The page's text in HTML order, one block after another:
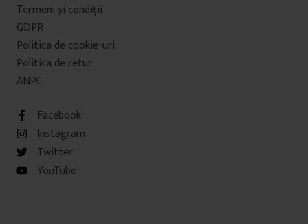
Termeni şi condiţii
GDPR
Politica de cookie-uri
Politica de retur
ANPC
Facebook
Instagram
Twitter
YouTube